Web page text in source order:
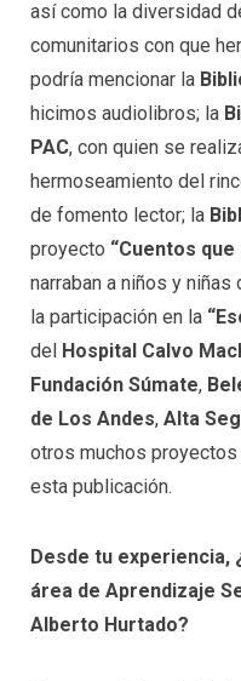
así como la diversidad
comunitarios con que
podría mencionar la
hicimos audiolibros; la
PAC, con quien se
hermoseamiento del
de fomento lector; la
proyecto “Cuentos que
narraban a niños y niñas
la participación en la
del
Hospital Calvo
Fundación Súmate,
de Los Andes, Alta
otros muchos
esta publicación.
Desde tu experiencia,
área de Aprendizaje
Alberto Hurtado?